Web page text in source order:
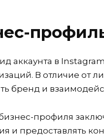
аккаунта в
В отличие от
бренд и
профиля
и предоставлять